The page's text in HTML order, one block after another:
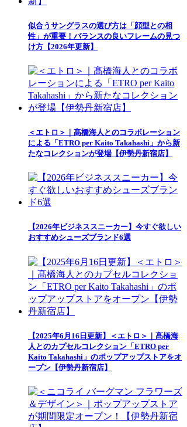
似合うサングラスの選び方は「顔型との相
性」が重要！バランスの良いフレームの見つ
け方【2026年更新】
＜エトロ＞｜髙橋海人とのコラボレーション
による「ETRO per Kaito Takahashi」から新
たなコレクションが登場【伊勢丹新宿店】
【2026年ビジネススニーカー】今すぐ欲しい
おすすめシューズブランド6選
【2025年6月16日更新】＜エトロ＞｜髙橋海
人とのカプセルコレクション「ETRO per
Kaito Takahashi」のポップアップストアをオ
ープン【伊勢丹新宿店】